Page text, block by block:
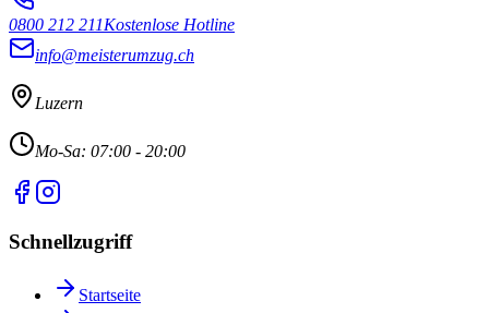
0800 212 211Kostenlose Hotline
info@meisterumzug.ch
Luzern
Mo-Sa: 07:00 - 20:00
Schnellzugriff
Startseite